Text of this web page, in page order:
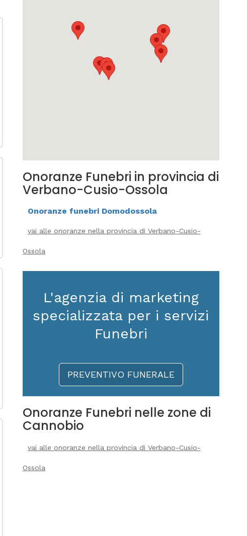
Onoranze Funebri in provincia di
Verbano-Cusio-Ossola
Onoranze funebri Domodossola
vai alle onoranze nella provincia di Verbano-Cusio-
Ossola
L'agenzia di marketing
specializzata per i servizi
Funebri
PREVENTIVO FUNERALE
Onoranze Funebri nelle zone di
Cannobio
vai alle onoranze nella provincia di Verbano-Cusio-
Ossola